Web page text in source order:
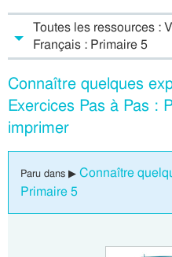
Toutes les ressources :
Français : Primaire 5
Connaître quelques
Exercices Pas à Pas :
imprimer
Paru dans ▶ Connaître
Primaire 5